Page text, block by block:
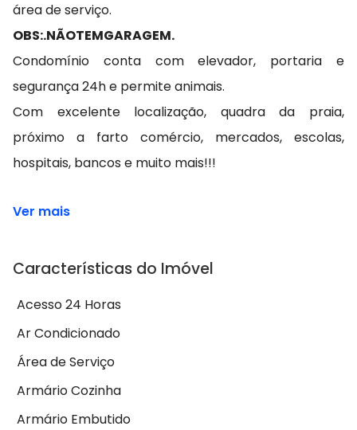
área de serviço.
OBS:.NÃOTEMGARAGEM.
Condomínio conta com elevador, portaria e
segurança 24h e permite animais.
Com excelente localização, quadra da praia,
próximo a farto comércio, mercados, escolas,
hospitais, bancos e muito mais!!!
Ver mais
Características do Imóvel
Acesso 24 Horas
Ar Condicionado
Área de Serviço
Armário Cozinha
Armário Embutido